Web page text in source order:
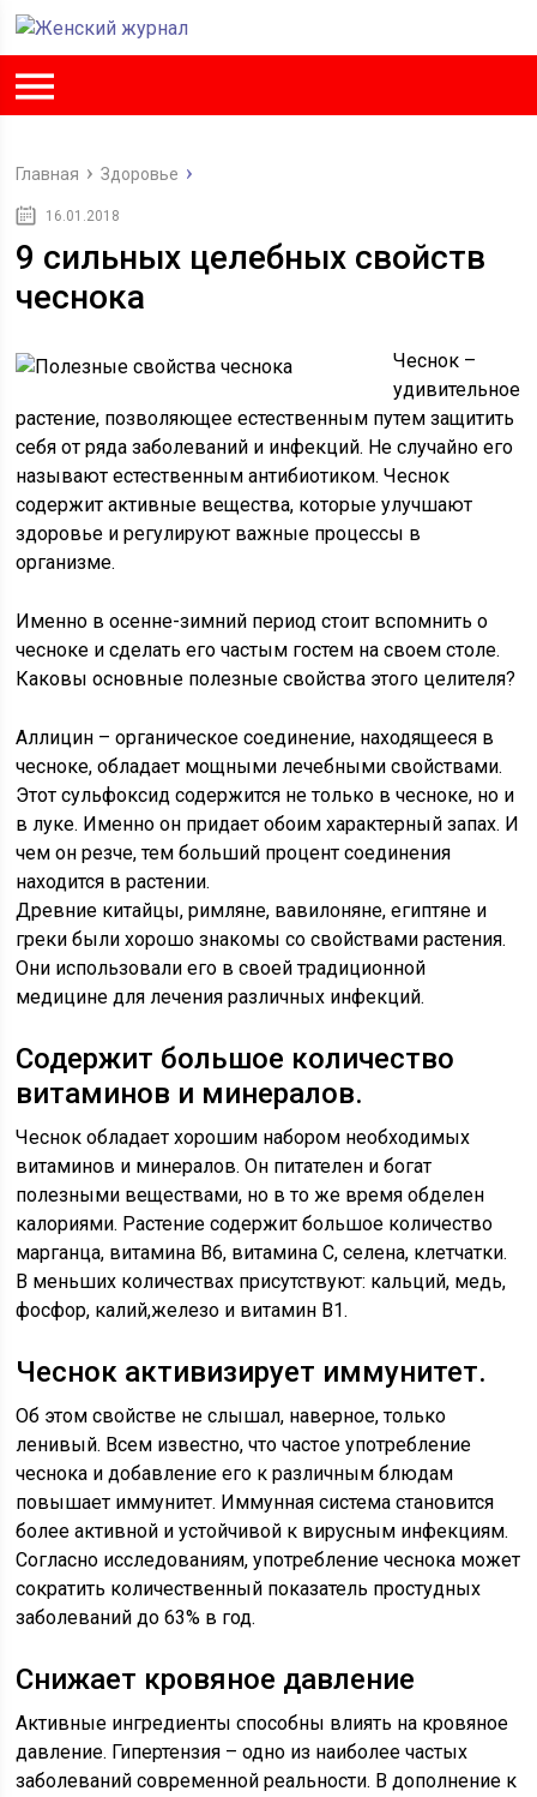
Главная Здоровье
16.01.2018
9 сильных целебных свойств
чеснока
Чеснок –
удивительное
растение, позволяющее естественным путем защитить
себя от ряда заболеваний и инфекций. Не случайно его
называют естественным антибиотиком. Чеснок
содержит активные вещества, которые улучшают
здоровье и регулируют важные процессы в
организме.
Именно в осенне-зимний период стоит вспомнить о
чесноке и сделать его частым гостем на своем столе.
Каковы основные полезные свойства этого целителя?
Аллицин – органическое соединение, находящееся в
чесноке, обладает мощными лечебными свойствами.
Этот сульфоксид содержится не только в чесноке, но и
в луке. Именно он придает обоим характерный запах. И
чем он резче, тем больший процент соединения
находится в растении.
Древние китайцы, римляне, вавилоняне, египтяне и
греки были хорошо знакомы со свойствами растения.
Они использовали его в своей традиционной
медицине для лечения различных инфекций.
Содержит большое количество
витаминов и минералов.
Чеснок обладает хорошим набором необходимых
витаминов и минералов. Он питателен и богат
полезными веществами, но в то же время обделен
калориями. Растение содержит большое количество
марганца, витамина В6, витамина С, селена, клетчатки.
В меньших количествах присутствуют: кальций, медь,
фосфор, калий,железо и витамин B1.
Чеснок активизирует иммунитет.
Об этом свойстве не слышал, наверное, только
ленивый. Всем известно, что частое употребление
чеснока и добавление его к различным блюдам
повышает иммунитет. Иммунная система становится
более активной и устойчивой к вирусным инфекциям.
Согласно исследованиям, употребление чеснока может
сократить количественный показатель простудных
заболеваний до 63% в год.
Снижает кровяное давление
Активные ингредиенты способны влиять на кровяное
давление. Гипертензия – одно из наиболее частых
заболеваний современной реальности. В дополнение к